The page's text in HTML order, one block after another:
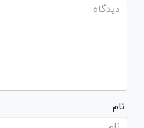
نام